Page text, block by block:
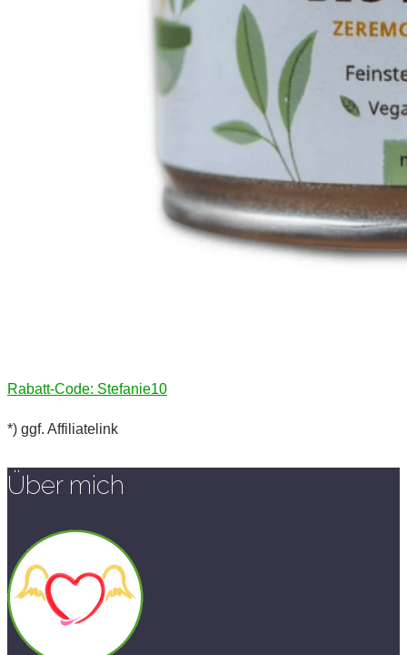
Rabatt-Code: Stefanie10
*) ggf. Affiliatelink
Über mich